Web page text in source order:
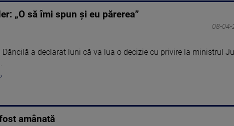
„O să îmi spun şi eu părerea”
08-04-
Dăncilă a declarat luni că va lua o decizie cu privire la ministrul
amânată